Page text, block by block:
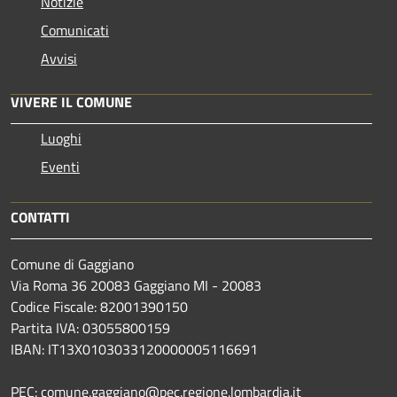
Comunicati
Avvisi
VIVERE IL COMUNE
Luoghi
Eventi
CONTATTI
Comune di Gaggiano
Via Roma 36 20083 Gaggiano MI - 20083
Codice Fiscale: 82001390150
Partita IVA: 03055800159
IBAN: IT13X0103033120000005116691
PEC: comune.gaggiano@pec.regione.lombardia.it